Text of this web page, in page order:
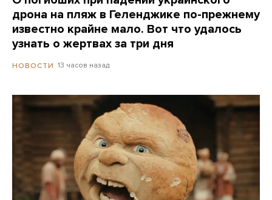
дрона на пляж в Геленджике по-прежнему
известно крайне мало. Вот что удалось
узнать о жертвах за три дня
НОВОСТИ 13 часов назад